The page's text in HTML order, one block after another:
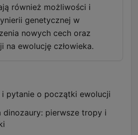
również możliwości i
genetycznej w
nowych cech oraz
na ewolucję człowieka.
i pytanie o początki ewolucji
dinozaury: pierwsze tropy i